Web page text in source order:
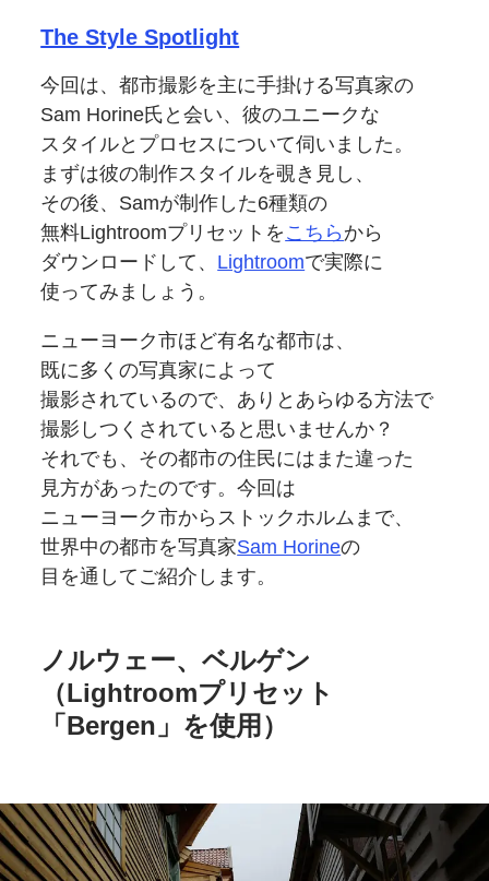
The Style Spotlight
今回は、都市撮影を主に手掛ける写真家の
Sam Horine氏と会い、彼のユニークな
スタイルと プロセスについて伺いました。
まずは彼の制作スタイルを覗き見し、
その後、Samが制作した6種類の
無料Lightroomプリセットを こちら から
ダウンロードして、 Lightroomで実際に
使ってみましょう。
ニューヨーク市ほど有名な都市は、
既に多くの写真家に よって
撮影されているので、 ありとあらゆる方法で
撮影しつくされていると 思いませんか？
それでも、 その都市の住民にはまた違った
見方があったのです。今回は
ニューヨーク市から ストックホルムまで、
世界中の都市を写真家Sam Horineの
目を通してご紹介します。
ノルウェー、ベルゲン
（Lightroomプリセット
「Bergen」を使用）